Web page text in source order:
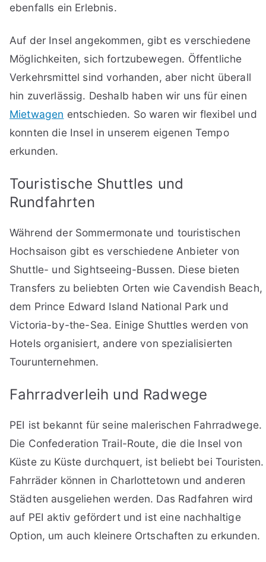
ebenfalls ein Erlebnis.
Auf der Insel angekommen, gibt es verschiedene
Möglichkeiten, sich fortzubewegen. Öffentliche
Verkehrsmittel sind vorhanden, aber nicht überall
hin zuverlässig. Deshalb haben wir uns für einen
Mietwagen entschieden. So waren wir flexibel und
konnten die Insel in unserem eigenen Tempo
erkunden.
Touristische Shuttles und
Rundfahrten
Während der Sommermonate und touristischen
Hochsaison gibt es verschiedene Anbieter von
Shuttle- und Sightseeing-Bussen. Diese bieten
Transfers zu beliebten Orten wie Cavendish Beach,
dem Prince Edward Island National Park und
Victoria-by-the-Sea. Einige Shuttles werden von
Hotels organisiert, andere von spezialisierten
Tourunternehmen.
Fahrradverleih und Radwege
PEI ist bekannt für seine malerischen Fahrradwege.
Die Confederation Trail-Route, die die Insel von
Küste zu Küste durchquert, ist beliebt bei Touristen.
Fahrräder können in Charlottetown und anderen
Städten ausgeliehen werden. Das Radfahren wird
auf PEI aktiv gefördert und ist eine nachhaltige
Option, um auch kleinere Ortschaften zu erkunden.